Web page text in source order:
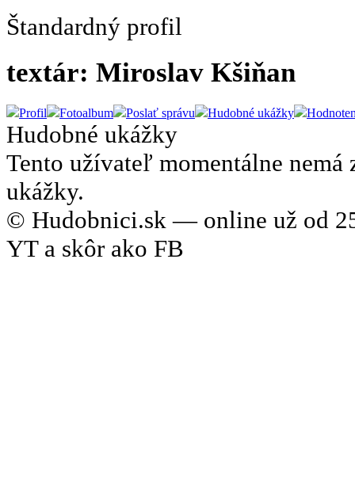
Štandardný profil
textár: Miroslav Kšiňan
Profil Fotoalbum Poslať správu Hudobné ukážky
Hudobné ukážky
Tento užívateľ momentálne nemá
ukážky.
© Hudobnici.sk — online už od
YT a skôr ako FB